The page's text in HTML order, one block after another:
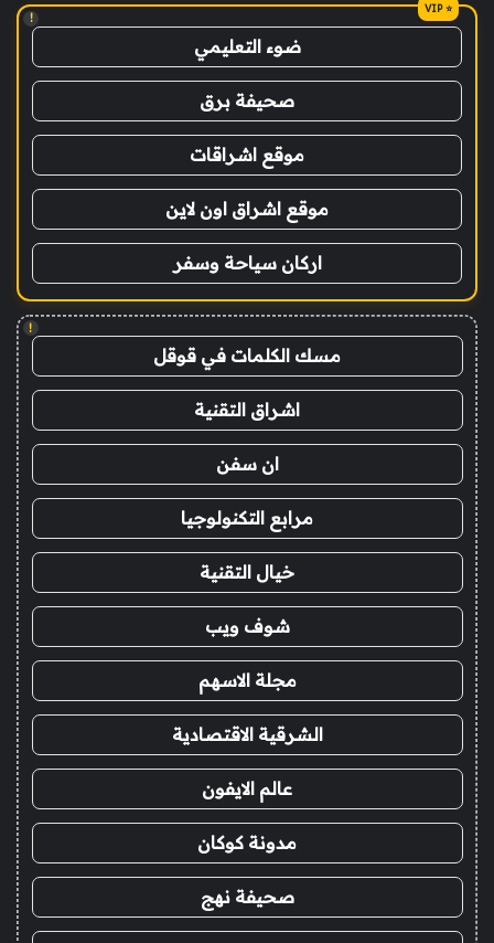
!
ضوء التعليمي
صحيفة برق
موقع اشراقات
موقع اشراق اون لاين
اركان سياحة وسفر
!
مسك الكلمات في قوقل
اشراق التقنية
ان سفن
مرابع التكنولوجيا
خيال التقنية
شوف ويب
مجلة الاسهم
الشرقية الاقتصادية
عالم الايفون
مدونة كوكان
صحيفة نهج